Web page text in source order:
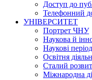
Доступ до
Телефонний
УНІВЕРСИТЕТ
Портрет ЧНУ
Наукова й
Наукові
Освітня
Сталий
Міжнародна